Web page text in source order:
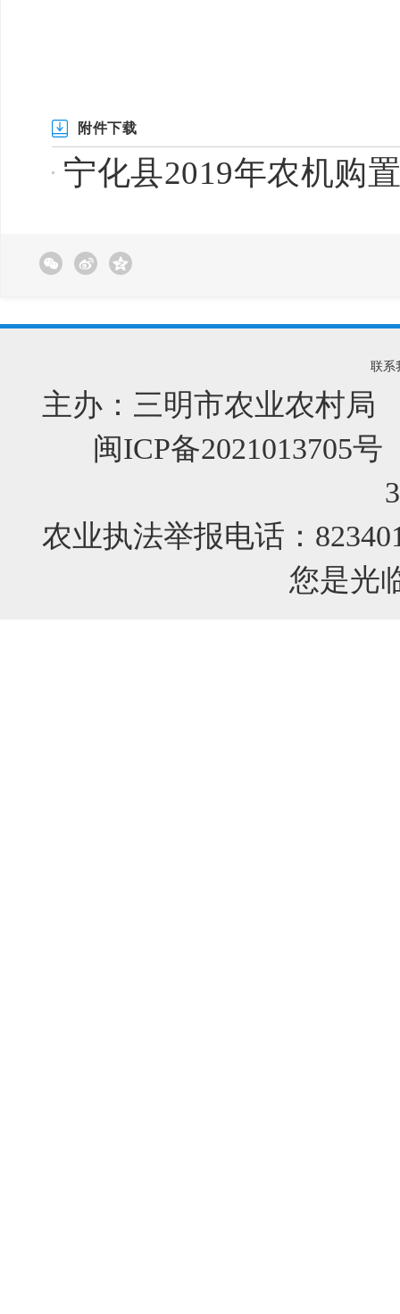
附件下载
宁化县2019年农机购
联系
主办：三明市农业农村局
闽ICP备2021013705号
农业执法举报电话：
您是光